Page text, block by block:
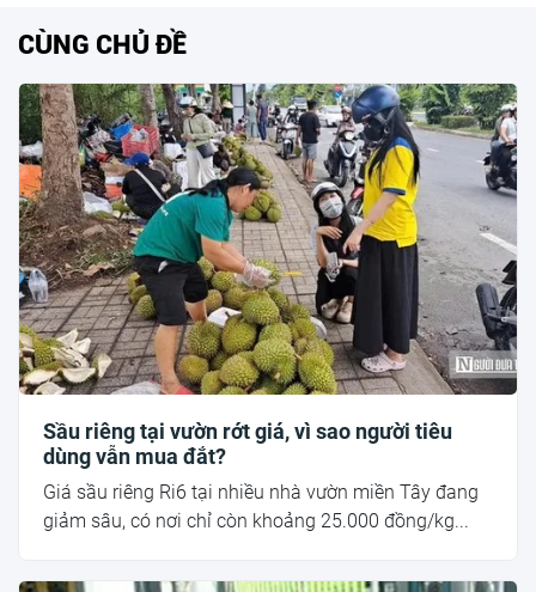
CÙNG CHỦ ĐỀ
Sầu riêng tại vườn rớt giá, vì sao người tiêu
dùng vẫn mua đắt?
Giá sầu riêng Ri6 tại nhiều nhà vườn miền Tây đang
giảm sâu, có nơi chỉ còn khoảng 25.000 đồng/kg...